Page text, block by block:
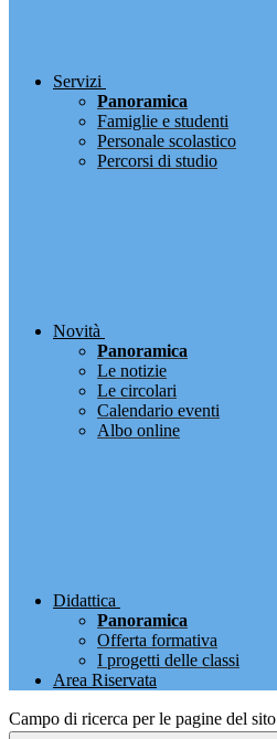
Servizi
Panoramica
Famiglie e studenti
Personale scolastico
Percorsi di studio
Novità
Panoramica
Le notizie
Le circolari
Calendario eventi
Albo online
Didattica
Panoramica
Offerta formativa
I progetti delle classi
Area Riservata
Campo di ricerca per le pagine del sito